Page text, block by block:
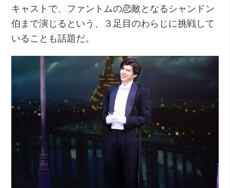
キャストで、ファントムの恋敵となるシャンドン
伯まで演じるという、３足目のわらじに挑戦して
いることも話題だ。